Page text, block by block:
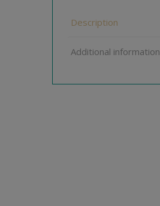
Description
Additional information